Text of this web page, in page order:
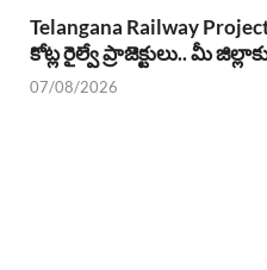
Telangana Railway
కోట్ల రైల్వే ప్రాజెక్టులు.. మీ
07/08/2026